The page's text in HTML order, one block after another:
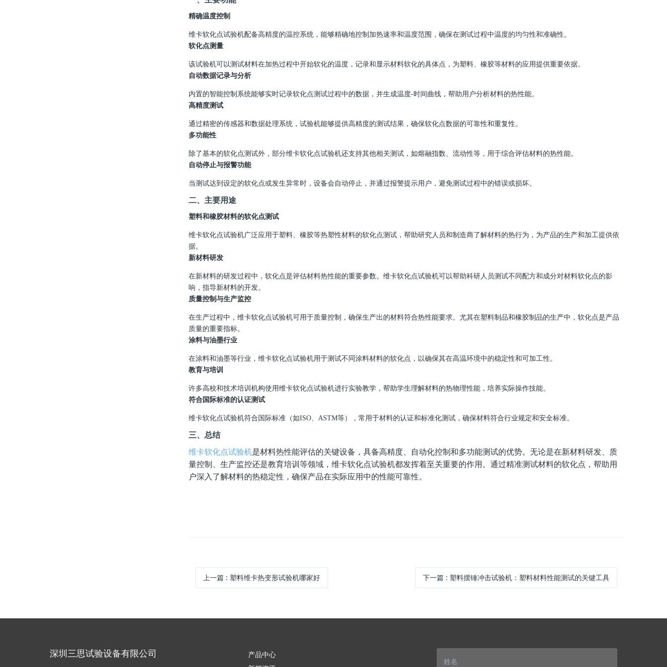
精确温度控制
维卡软化点试验机配备高精度的温控系统，能够精确地控制加热速率和温度范围，确保在测试过程中温度的均匀性和准确性。
软化点测量
该试验机可以测试材料在加热过程中开始软化的温度，记录和显示材料软化的具体点，为塑料、橡胶等材料的应用提供重要依据。
自动数据记录与分析
内置的智能控制系统能够实时记录软化点测试过程中的数据，并生成温度-时间曲线，帮助用户分析材料的热性能。
高精度测试
通过精密的传感器和数据处理系统，试验机能够提供高精度的测试结果，确保软化点数据的可靠性和重复性。
多功能性
除了基本的软化点测试外，部分维卡软化点试验机还支持其他相关测试，如熔融指数、流动性等，用于综合评估材料的热性能。
自动停止与报警功能
当测试达到设定的软化点或发生异常时，设备会自动停止，并通过报警提示用户，避免测试过程中的错误或损坏。
二、主要用途
塑料和橡胶材料的软化点测试
维卡软化点试验机广泛应用于塑料、橡胶等热塑性材料的软化点测试，帮助研究人员和制造商了解材料的热行为，为产品的生产和加工提供依
据。
新材料研发
在新材料的研发过程中，软化点是评估材料热性能的重要参数。维卡软化点试验机可以帮助科研人员测试不同配方和成分对材料软化点的影
响，指导新材料的开发。
质量控制与生产监控
在生产过程中，维卡软化点试验机可用于质量控制，确保生产出的材料符合热性能要求。尤其在塑料制品和橡胶制品的生产中，软化点是产品
质量的重要指标。
涂料与油墨行业
在涂料和油墨等行业，维卡软化点试验机用于测试不同涂料材料的软化点，以确保其在高温环境中的稳定性和可加工性。
教育与培训
许多高校和技术培训机构使用维卡软化点试验机进行实验教学，帮助学生理解材料的热物理性能，培养实际操作技能。
符合国际标准的认证测试
维卡软化点试验机符合国际标准（如ISO、 ASTM等），常用于材料的认证和标准化测试，确保材料符合行业规定和安全标准。
三、总结
维卡软化点试验机是材料热性能评估的关键设备，具备高精度、自动化控制和多功能测试的优势。无论是在新材料研发、质
量控制、生产监控还是教育培训等领域，维卡软化点试验机都发挥着至关重要的作用。通过精准测试材料的软化点，帮助用
户深入了解材料的热稳定性，确保产品在实际应用中的性能可靠性。
上一篇: 塑料维卡热变形试验机哪家好 下一篇: 塑料摆锤冲击试验机：塑料材料性能测试的关键工具
深圳三思试验设备有限公司
产品中心